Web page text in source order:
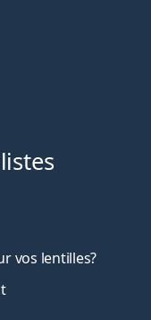
vos lentilles?